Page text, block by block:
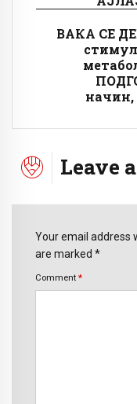
ВАКА СЕ
Leave
Your email address
are marked *
Comment *